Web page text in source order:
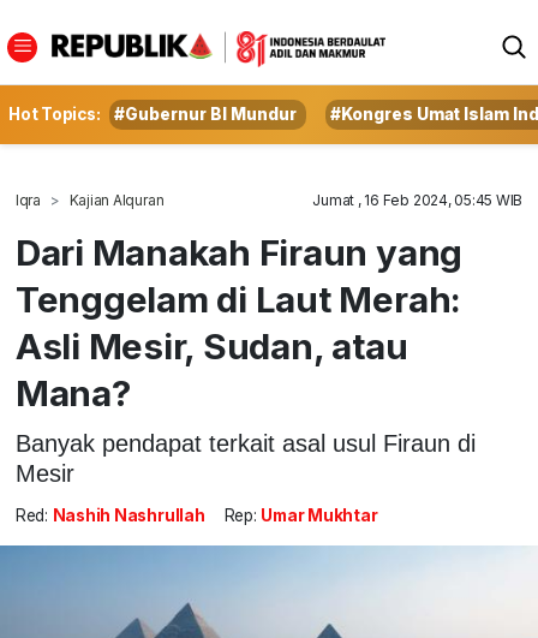
Hot Topics: #Gubernur BI Mundur #Kongres Umat Islam
Iqra Kajian Alquran Jumat , 16 Feb 2024, 05:45 WIB
Dari Manakah Firaun yang
Tenggelam di Laut Merah:
Asli Mesir, Sudan, atau
Mana?
Banyak pendapat terkait asal usul Firaun di
Mesir
Red: Nashih Nashrullah Rep: Umar Mukhtar